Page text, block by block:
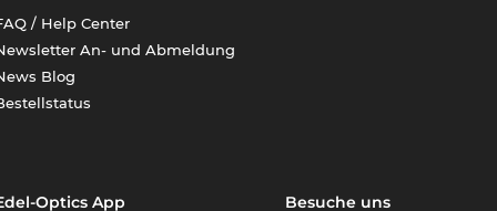
/ Help Center
An- und Abmeldung
Blog
Optics App Besuche uns